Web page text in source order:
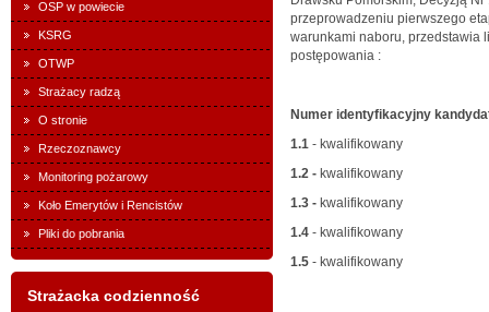
OSP w powiecie
KSRG
OTWP
Strażacy radzą
O stronie
Rzeczoznawcy
Monitoring pożarowy
Koło Emerytów i Rencistów
Pliki do pobrania
Strażacka codzienność
przeprowadzeniu pierwszego
warunkami naboru, przedstawia
postępowania :
Numer identyfikacyjny
1.1 - kwalifikowany
1.2 - kwalifikowany
1.3 - kwalifikowany
1.4 - kwalifikowany
1.5 - kwalifikowany